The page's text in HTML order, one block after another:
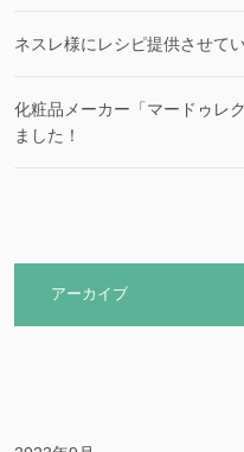
ネスレ様にレシピ提供させて
化粧品メーカー「マードゥレ
ました！
アーカイブ